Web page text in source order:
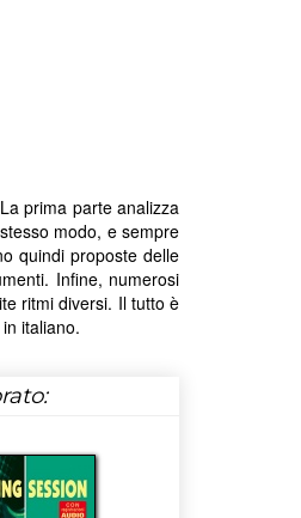
prima parte analizza
modo, e sempre
quindi proposte delle
Infine, numerosi
ritmi diversi. Il tutto è
italiano.